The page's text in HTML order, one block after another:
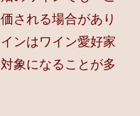
される場合があり
ンはワイン愛好家
象になることが多